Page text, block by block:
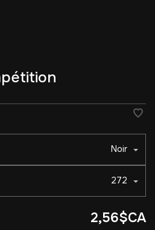
Noir
272
2,56$CA